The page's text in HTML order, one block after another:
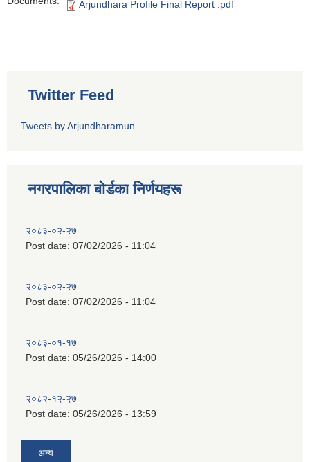
Arjundhara Profile Final Report .pdf
Twitter Feed
Tweets by Arjundharamun
नगरपालिका बाेर्डका निर्णयहरू
२०८३-०२-२७
Post date: 07/02/2026 - 11:04
२०८३-०२-२७
Post date: 07/02/2026 - 11:04
२०८३-०१-१७
Post date: 05/26/2026 - 14:00
२०८२-१२-२७
Post date: 05/26/2026 - 13:59
अन्य